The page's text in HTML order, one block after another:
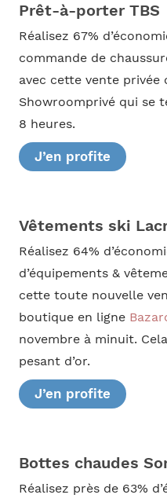
Prêt-à-porter TBS
Réalisez 67%
commande de
avec cette vente privée
Showroomprivé qui se
8 heures.
J’en profite
Vêtements ski
Réalisez 64%
d’équipements &
cette toute nouvelle
boutique en ligne
novembre à minuit.
pesant d’or.
J’en profite
Bottes chaudes
Réalisez près de 63%